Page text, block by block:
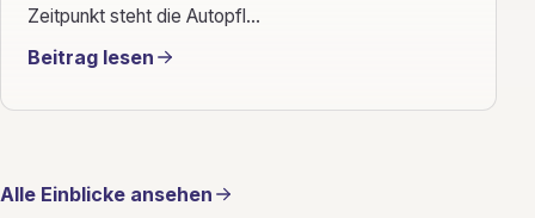
Zeitpunkt steht die Autopfl...
Beitrag lesen
Alle Einblicke ansehen